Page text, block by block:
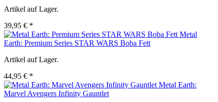
Artikel auf Lager.
39,95 € *
Metal
Earth: Premium Series STAR WARS Boba Fett
Artikel auf Lager.
44,95 € *
Metal Earth:
Marvel Avengers Infinity Gauntlet